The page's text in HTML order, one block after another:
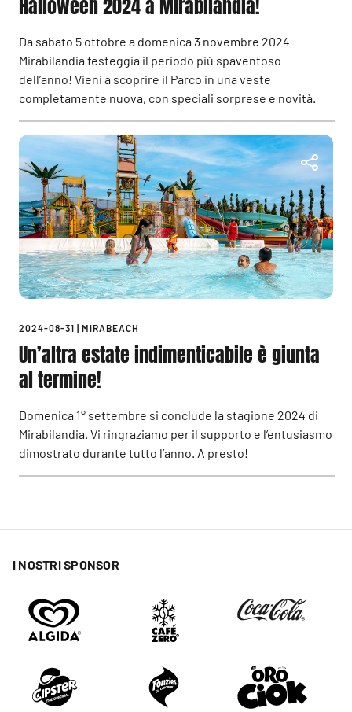
Halloween 2024 a Mirabilandia!
Da sabato 5 ottobre a domenica 3 novembre 2024
Mirabilandia festeggia il periodo più spaventoso
dell’anno! Vieni a scoprire il Parco in una veste
completamente nuova, con speciali sorprese e novità.
2024-08-31 MIRABEACH
Un’altra estate indimenticabile è giunta
al termine!
Domenica 1° settembre si conclude la stagione 2024 di
Mirabilandia. Vi ringraziamo per il supporto e l’entusiasmo
dimostrato durante tutto l’anno. A presto!
I NOSTRI SPONSOR